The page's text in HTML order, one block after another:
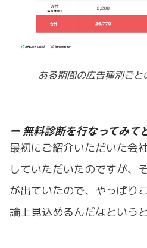
ある期間の広告種別ご
ー 無料診断を行なってみて
最初にご紹介いただいた会
していただいたのですが、
が出ていたので、やっぱり
論上見込めるんだなという